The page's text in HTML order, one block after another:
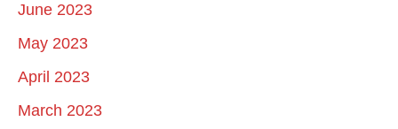
June 2023
May 2023
April 2023
March 2023